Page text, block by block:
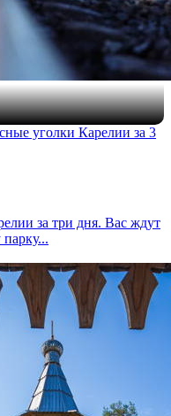
уголки Карелии за 3
за три дня. Вас ждут